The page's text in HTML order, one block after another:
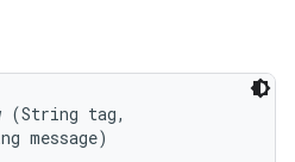
(String tag,
message)